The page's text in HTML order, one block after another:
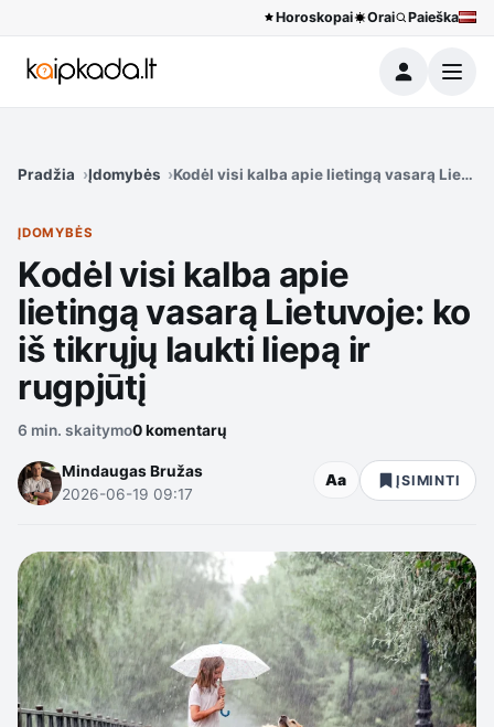
Horoskopai Orai Paieška
Meniu
Pradžia Įdomybės Kodėl visi kalba apie lietingą vasarą
ĮDOMYBĖS
Kodėl visi kalba apie
lietingą vasarą Lietuvoje: ko
iš tikrųjų laukti liepą ir
rugpjūtį
6 min. skaitymo0 komentarų
Mindaugas Bružas
2026-06-19 09:17
Aa ĮSIMINTI